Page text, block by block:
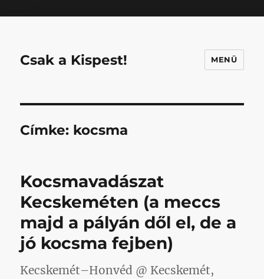
Csak a Kispest! MENÜ
Címke: kocsma
Kocsmavadászat
Kecskeméten (a meccs
majd a pályán dől el, de a
jó kocsma fejben)
Kecskemét–Honvéd @ Kecskemét,